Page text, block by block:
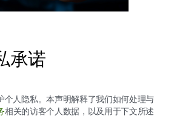
承诺
个人隐私。本声明解释了我们如何处理与
相关的访客个人数据，以及用于下文所述